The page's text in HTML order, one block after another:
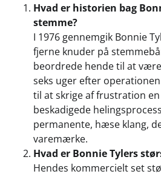
Hvad er historien bag
stemme?
I 1976 gennemgik Bonnie
fjerne knuder på
beordrede hende til at
seks uger efter
til at skrige af frustration
beskadigede
permanente, hæse klang,
varemærke.
Hvad er Bonnie Tylers
Hendes kommercielt set